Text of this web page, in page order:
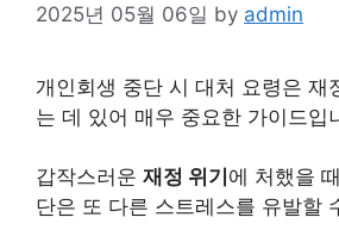
2025년 05월 06일 by admin
개인회생 중단 시 대처 요령은 재
는 데 있어 매우 중요한 가이드입
갑작스러운 재정 위기 에 처했을
단은 또 다른 스트레스를 유발할